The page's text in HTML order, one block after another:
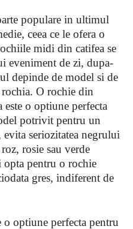
populare in ultimul
ceea ce le ofera o
midi din catifea se
eveniment de zi, dupa-
depinde de model si de
O rochie din
este o optiune perfecta
potrivit pentru un
seriozitatea negrului
rosie sau verde
opta pentru o rochie
gres, indiferent de
o optiune perfecta pentru